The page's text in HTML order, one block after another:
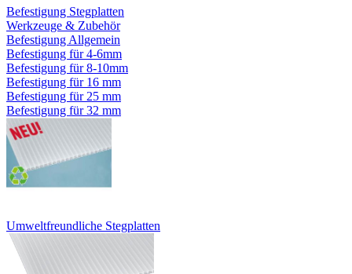
Befestigung Stegplatten
Werkzeuge & Zubehör
Befestigung Allgemein
Befestigung für 4-6mm
Befestigung für 8-10mm
Befestigung für 16 mm
Befestigung für 25 mm
Befestigung für 32 mm
Umweltfreundliche Stegplatten